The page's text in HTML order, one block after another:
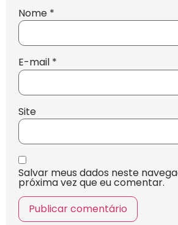
Nome *
E-mail *
Site
Salvar meus dados neste
próxima vez que eu comentar.